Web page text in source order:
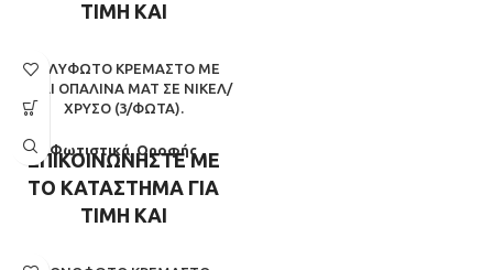
ΤΙΜΗ ΚΑΙ
ΠΟΛΎΦΩΤΟ ΚΡΕΜΑΣΤΌ ΜΕ
ΓΥΑΛΊ ΟΠΑΛΊΝΑ ΜΑΤ ΣΕ ΝΊΚΕΛ/
ΧΡΥΣΌ (3/ΦΏΤΑ).
Φωτιστικά,Οροφής
ΕΠΙΚΟΙΝΩΝΗΣΤΕ ΜΕ
ΤΟ ΚΑΤΑΣΤΗΜΑ ΓΙΑ
ΤΙΜΗ ΚΑΙ